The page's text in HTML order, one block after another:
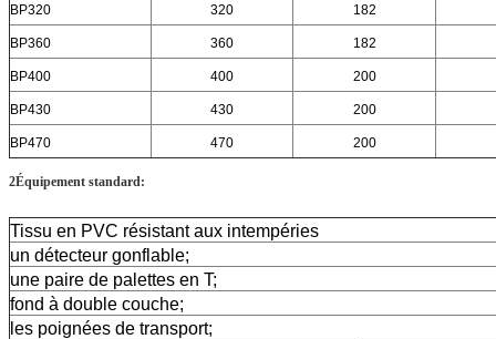
BP320 320 182
BP360 360 182
BP400 400 200
BP430 430 200
BP470 470 200
2Équipement standard:
Tissu en PVC résistant aux intempéries
un détecteur gonflable;
une paire de palettes en T;
fond à double couche;
les poignées de transport;